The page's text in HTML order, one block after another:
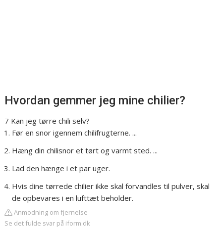
Hvordan gemmer jeg mine chilier?
7 Kan jeg tørre chili selv?
Før en snor igennem chilifrugterne. ...
Hæng din chilisnor et tørt og varmt sted. ...
Lad den hænge i et par uger.
Hvis dine tørrede chilier ikke skal forvandles til pulver, skal
de opbevares i en lufttæt beholder.
Anmodning om fjernelse
Se det fulde svar på iform.dk